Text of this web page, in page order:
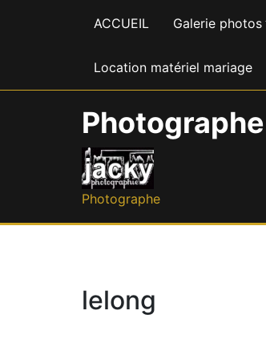
ACCUEIL Galerie photos
Location matériel mariage
Photographe
lelong